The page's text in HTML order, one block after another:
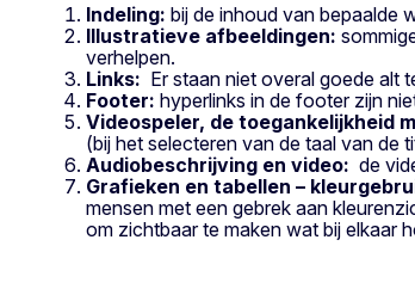
Indeling: bij de inhoud van bepaalde
Illustratieve afbeeldingen:
verhelpen.
Links: Er staan niet overal goede alt
Footer: hyperlinks in de footer zijn
Videospeler, de toegankelijkheid
(bij het selecteren van de taal van de
Audiobeschrijving en video: de
Grafieken en tabellen –
mensen met een gebrek aan
om zichtbaar te maken wat bij elkaar